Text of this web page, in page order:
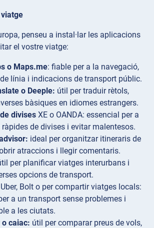
penseu a instal·lar les aplicacions
el vostre viatge:
o Maps.me: fiable per a la navegació,
línia i indicacions de transport públic.
o Deeple: útil per traduir rètols,
bàsiques en idiomes estrangers.
divises XE o OANDA: essencial per a
de divises i evitar malentesos.
ideal per organitzar itineraris de
atraccions i llegir comentaris.
per planificar viatges interurbans i
opcions de transport.
Uber, Bolt o per compartir viatges locals:
a un transport sense problemes i
a les ciutats.
caiac: útil per comparar preus de vols,